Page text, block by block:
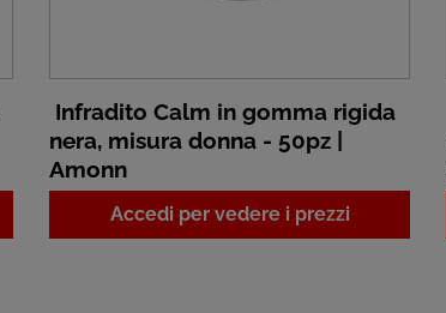
Infradito Calm in gomma rigida
nera, misura donna - 50pz |
Amonn
Accedi per vedere i prezzi